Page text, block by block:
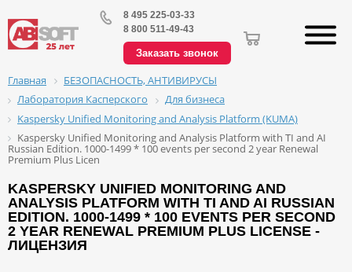
8 495 225-03-33
8 800 511-49-43
Заказать звонок
Главная
БЕЗОПАСНОСТЬ, АНТИВИРУСЫ
Лаборатория Касперского
Для бизнеса
Kaspersky Unified Monitoring and Analysis Platform (KUMA)
Kaspersky Unified Monitoring and Analysis Platform with TI and AI
Russian Edition. 1000-1499 * 100 events per second 2 year Renewal
Premium Plus Licen
KASPERSKY UNIFIED MONITORING AND
ANALYSIS PLATFORM WITH TI AND AI RUSSIAN
EDITION. 1000-1499 * 100 EVENTS PER SECOND
2 YEAR RENEWAL PREMIUM PLUS LICENSE -
ЛИЦЕНЗИЯ